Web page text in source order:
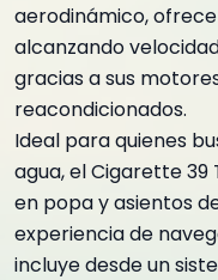
aerodinámico,
alcanzando
gracias a sus
reacondicionados.
Ideal para quienes
agua, el Cigarette
en popa y asientos
experiencia de
incluye desde un